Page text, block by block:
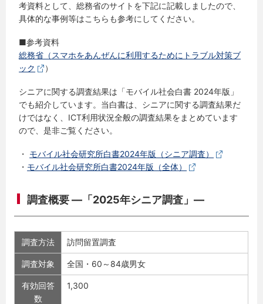
考資料として、総務省のサイトを下記に記載しましたので、
具体的な事例等はこちらも参考にしてください。
■参考資料
総務省（スマホをあんぜんに利用するためにトラブル対策ブ
ック
）
シニアに関する調査結果は「モバイル社会白書 2024年版」
でも紹介しています。当白書は、シニアに関する調査結果だ
けではなく、ICT利用状況全般の調査結果をまとめています
ので、是非ご覧ください。
・ モバイル社会研究所白書2024年版（シニア調査）
・ モバイル社会研究所白書2024年版（全体）
調査概要 ―「2025年シニア調査」―
調査方法 訪問留置調査
調査対象 全国・60～84歳男女
有効回答
数
1,300